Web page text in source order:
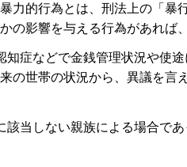
力的行為とは、刑法上の「
の影響を与える行為があれば
症などで金銭管理状況や使
の世帯の状況から、異議を言
当しない親族による場合で